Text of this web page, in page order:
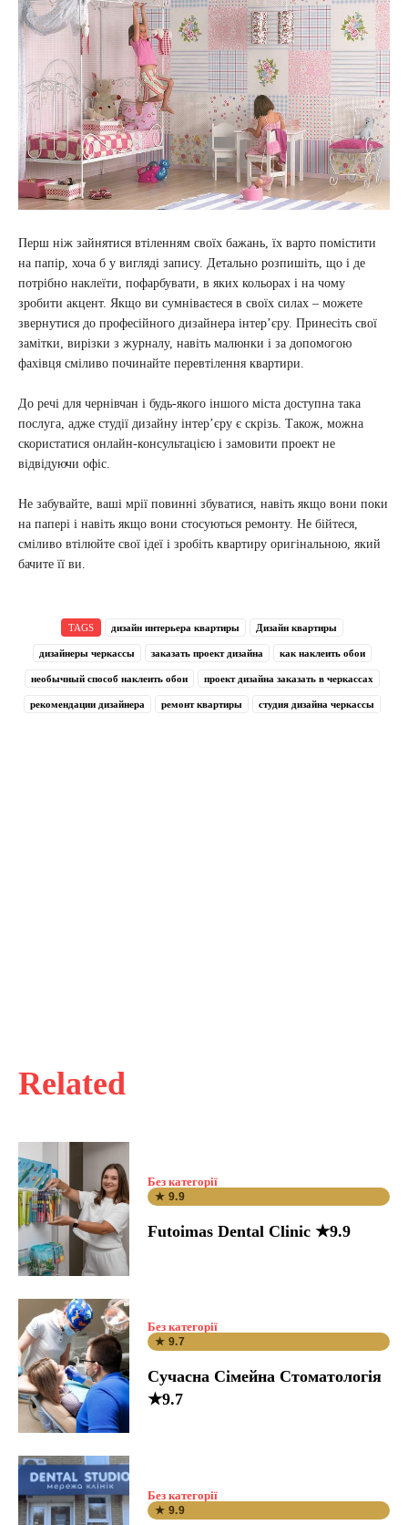
Related
Без категорії
★ 9.9
Futoimas Dental Clinic ★9.9
Без категорії
★ 9.7
Сучасна Сімейна Стоматологія
★9.7
Без категорії
★ 9.9
Перш ніж зайнятися втіленням своїх бажань, їх варто помістити
на папір, хоча б у вигляді запису. Детально розпишіть, що і де
потрібно наклеїти, пофарбувати, в яких кольорах і на чому
зробити акцент. Якщо ви сумніваєтеся в своїх силах – можете
звернутися до професійного дизайнера інтер’єру. Принесіть свої
замітки, вирізки з журналу, навіть малюнки і за допомогою
фахівця сміливо починайте перевтілення квартири.
До речі для чернівчан і будь-якого іншого міста доступна така
послуга, адже студії дизайну інтер’єру є скрізь. Також, можна
скористатися онлайн-консультацією і замовити проект не
відвідуючи офіс.
Не забувайте, ваші мрії повинні збуватися, навіть якщо вони поки
на папері і навіть якщо вони стосуються ремонту. Не бійтеся,
сміливо втілюйте свої ідеї і зробіть квартиру оригінальною, який
бачите її ви.
TAGS дизайн интерьера квартиры Дизайн квартиры
дизайнеры черкассы заказать проект дизайна как наклеить обои
необычный способ наклеить обои проект дизайна заказать в черкассах
рекомендации дизайнера ремонт квартиры студия дизайна черкассы